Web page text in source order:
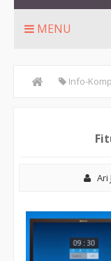
MENU
Info-
Ari